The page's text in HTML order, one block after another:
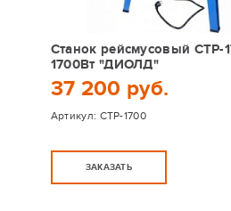
Станок рейсмусовый СТР-
1700Вт "ДИОЛД"
37 200 руб.
Артикул: СТР-1700
ЗАКАЗАТЬ